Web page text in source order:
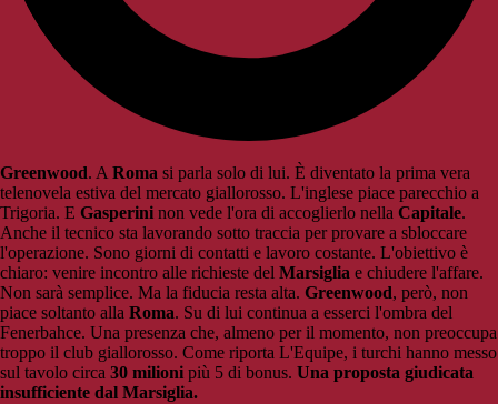
Greenwood. ARoma si parla solo di lui. È diventato la prima vera
telenovela estiva del mercato giallorosso. L'inglese piace parecchio a
Trigoria. E Gasperini non vede l'ora di accoglierlo nella Capitale.
Anche il tecnico sta lavorando sotto traccia per provare a sbloccare
l'operazione. Sono giorni di contatti e lavoro costante. L'obiettivo è
chiaro: venire incontro alle richieste del Marsiglia e chiudere l'affare.
Non sarà semplice. Ma la fiducia resta alta. Greenwood, però, non
piace soltanto alla Roma. Su di lui continua a esserci l'ombra del
Fenerbahce. Una presenza che, almeno per il momento, non preoccupa
troppo il club giallorosso. Come riporta L'Equipe, i turchi hanno messo
sul tavolo circa 30 milioni più 5 di bonus. Una proposta giudicata
insufficiente dal Marsiglia.